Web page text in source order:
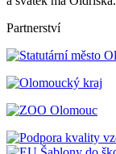
Partnerství